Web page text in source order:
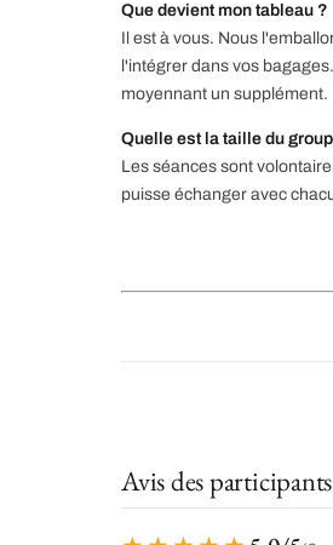
Que devient mon tableau ?
Il est à vous. Nous
l'intégrer dans vos
moyennant un supplément.
Quelle est la taille du
Les séances sont
puisse échanger avec
Avis des participants